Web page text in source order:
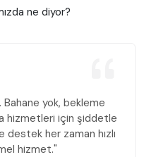
ne diyor?
yok, bekleme
hizmetleri için şiddetle
her zaman hızlı
hizmet."